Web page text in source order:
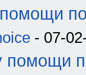
- 07-